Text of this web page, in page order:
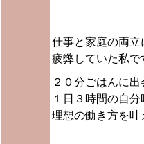
仕事と家庭の両立
疲弊していた私で
２０分ごはんに
１日３時間の自
理想の働き方を叶